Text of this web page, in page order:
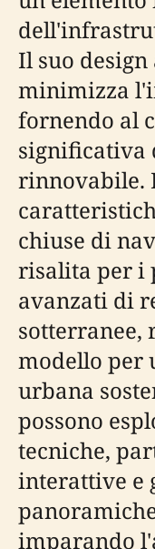
Il suo
minimizza
fornendo al
significativa
rinnovabile.
chiuse di
risalita per i
avanzati di
sotterranee,
modello per
urbana
possono
tecniche,
interattive e
imparando